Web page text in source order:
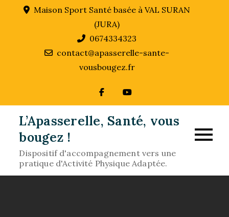
Maison Sport Santé basée à VAL SURAN
(JURA)
0674334323
contact@apasserelle-sante-
vousbougez.fr
L’Apasserelle, Santé, vous
bougez !
Dispositif d'accompagnement vers une
pratique d'Activité Physique Adaptée.